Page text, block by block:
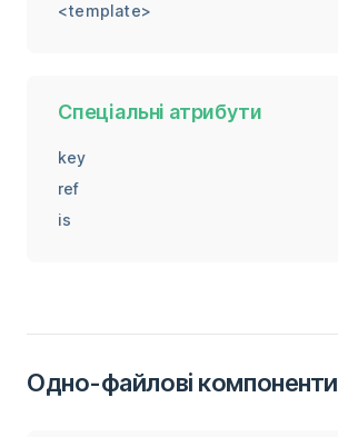
<template>
Спеціальні атрибути
key
ref
is
Одно-файлові компоненти